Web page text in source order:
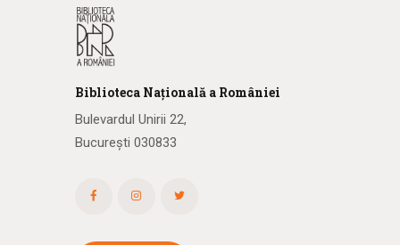
Biblioteca Națională a României
Bulevardul Unirii 22,
București 030833